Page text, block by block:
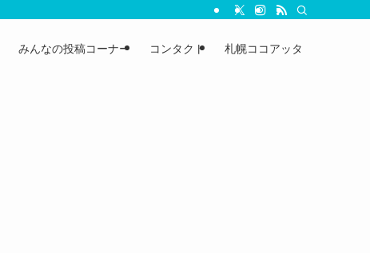
みんなの投稿コーナー コンタクト 札幌ココアッタ